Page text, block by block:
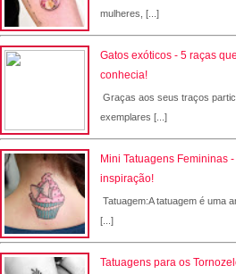
mulheres, [...]
Gatos exóticos - 5 raças
conhecia!
Graças aos seus traços
exemplares [...]
Mini Tatuagens Femininas
inspiração!
Tatuagem:A tatuagem é uma
[...]
Tatuagens para os